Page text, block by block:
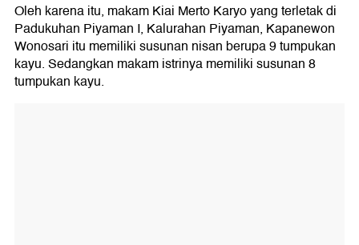
Oleh karena itu, makam Kiai Merto Karyo yang terletak di
Padukuhan Piyaman I, Kalurahan Piyaman, Kapanewon
Wonosari itu memiliki susunan nisan berupa 9 tumpukan
kayu. Sedangkan makam istrinya memiliki susunan 8
tumpukan kayu.